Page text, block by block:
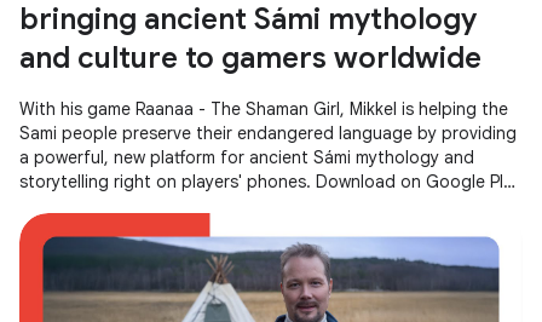
bringing ancient Sámi mythology
and culture to gamers worldwide
With his game Raanaa - The Shaman Girl, Mikkel is helping the
Sami people preserve their endangered language by providing
a powerful, new platform for ancient Sámi mythology and
storytelling right on players' phones. Download on Google Play